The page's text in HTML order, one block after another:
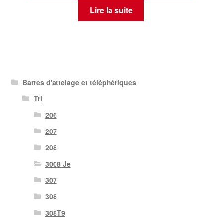
Lire la suite
Barres d'attelage et téléphériques
Tri
206
207
208
3008 Je
307
308
308T9